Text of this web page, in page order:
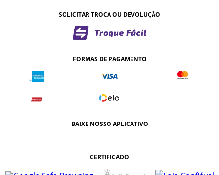
SOLICITAR TROCA OU DEVOLUÇÃO
FORMAS DE PAGAMENTO
BAIXE NOSSO APLICATIVO
CERTIFICADO